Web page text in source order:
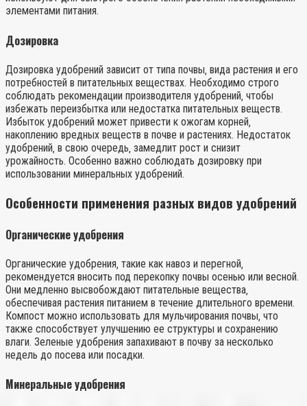
элементами питания.
Дозировка
Дозировка удобрений зависит от типа почвы‚ вида растения и его
потребностей в питательных веществах. Необходимо строго
соблюдать рекомендации производителя удобрений‚ чтобы
избежать переизбытка или недостатка питательных веществ.
Избыток удобрений может привести к ожогам корней‚
накоплению вредных веществ в почве и растениях. Недостаток
удобрений‚ в свою очередь‚ замедлит рост и снизит
урожайность. Особенно важно соблюдать дозировку при
использовании минеральных удобрений.
Особенности применения разных видов удобрений
Органические удобрения
Органические удобрения‚ такие как навоз и перегной‚
рекомендуется вносить под перекопку почвы осенью или весной.
Они медленно высвобождают питательные вещества‚
обеспечивая растения питанием в течение длительного времени.
Компост можно использовать для мульчирования почвы‚ что
также способствует улучшению ее структуры и сохранению
влаги. Зеленые удобрения запахивают в почву за несколько
недель до посева или посадки.
Минеральные удобрения